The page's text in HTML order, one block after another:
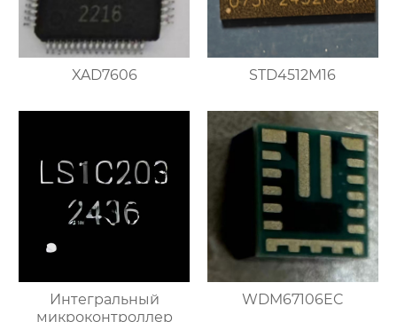
XAD7606 STD4512M16
Интегральный
микроконтроллер
WDM67106EC